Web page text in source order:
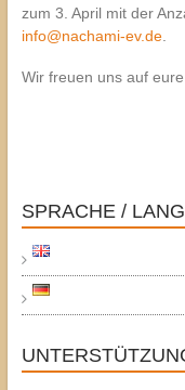
zum 3. April mit der
info@nachami-ev.de.
Wir freuen uns auf
SPRACHE /